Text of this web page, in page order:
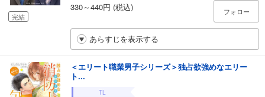
完結
330～440円 (税込)
フォロー
あらすじを表示する
＜エリート職業男子シリーズ＞独占欲強めなエリー
ト...
TL